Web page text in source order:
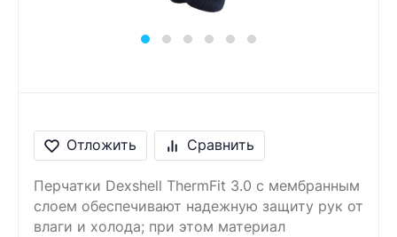
Отложить Сравнить
Перчатки Dexshell ThermFit 3.0 с мембранным
слоем обеспечивают надежную защиту рук от
влаги и холода; при этом материал